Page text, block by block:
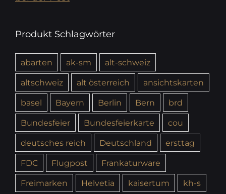
Produkt Schlagwörter
abarten ak-sm
alt-schweiz
altschweiz
alt österreich
ansichtskarten
basel
Bayern Berlin Bern
brd
Bundesfeier
Bundesfeierkarte
cou
deutsches reich
Deutschland
ersttag
FDC
Flugpost
Frankaturware
Freimarken
Helvetia kaisertum
kh-s